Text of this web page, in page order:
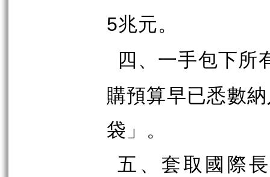
5兆元。
四、一手包下所
購預算早已悉數
袋」。
五、套取國際